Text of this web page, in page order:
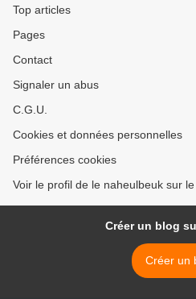
Top articles
Pages
Contact
Signaler un abus
C.G.U.
Cookies et données personnelles
Préférences cookies
Voir le profil de le naheulbeuk sur
Créer un blog
Créer un